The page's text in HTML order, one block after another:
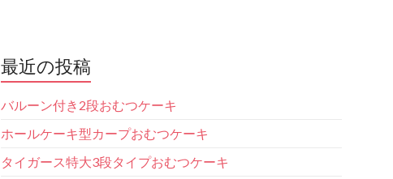
最近の投稿
バルーン付き2段おむつケーキ
ホールケーキ型カープおむつケーキ
タイガース特大3段タイプおむつケーキ